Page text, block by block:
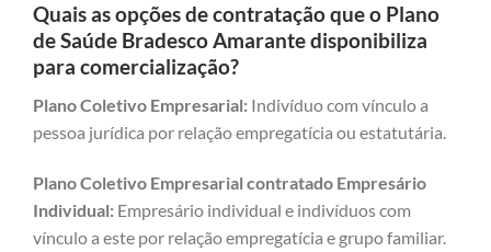
Quais as opções de contratação que o Plano
de Saúde Bradesco Amarante disponibiliza
para comercialização?
Plano Coletivo Empresarial: Indivíduo com vínculo a
pessoa jurídica por relação empregatícia ou estatutária.
Plano Coletivo Empresarial contratado Empresário
Individual: Empresário individual e indivíduos com
vínculo a este por relação empregatícia e grupo familiar.